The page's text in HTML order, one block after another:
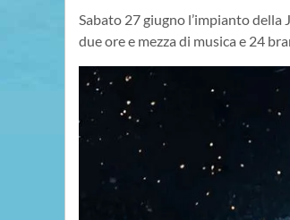
Sabato 27 giugno l’impianto
due ore e mezza di musica e 24